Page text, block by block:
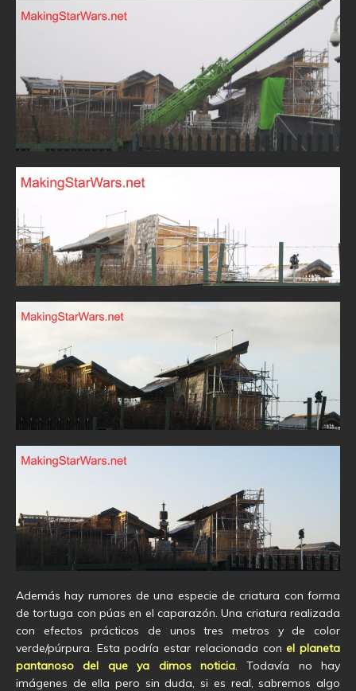
Además hay rumores de una especie de criatura con forma
de tortuga con púas en el caparazón. Una criatura realizada
con efectos prácticos de unos tres metros y de color
verde/púrpura. Esta podría estar relacionada conel planeta
pantanoso del que ya dimos noticia. Todavía no hay
imágenes de ella pero sin duda, si es real, sabremos algo